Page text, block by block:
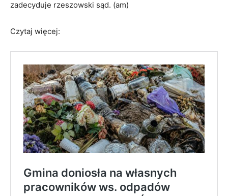
zadecyduje rzeszowski sąd. (am)
Czytaj więcej: